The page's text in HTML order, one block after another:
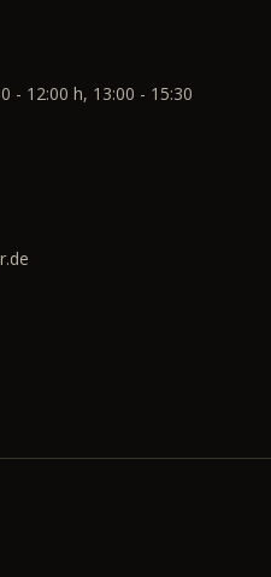
- 12:00 h, 13:00 - 15:30